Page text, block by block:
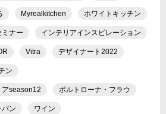
Myrealkitchen ホワイトキッチン
ミナー インテリアインスピレーション
Vitra デザイナート2022
ン
アseason12 ポルトローナ・フラウ
パン ワイン